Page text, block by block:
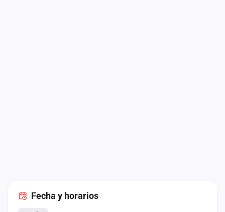
Fecha y horarios
Administración